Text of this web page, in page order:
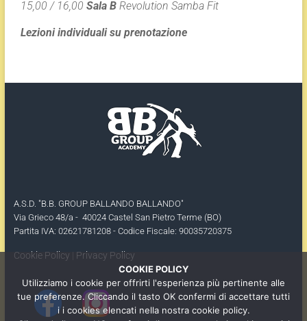
15,00 / 16,00 Sala BRevolution Samba Fit
Lezioni individuali su prenotazione
A.S.D. "B.B. GROUP BALLANDO BALLANDO"
Via Grieco 48/a - 40024 Castel San Pietro Terme (BO)
Partita IVA: 02621781208 - Codice Fiscale: 90035720375
Cookie Policy | Privacy Policy
COOKIE POLICY
Utilizziamo i cookie per offrirti l'esperienza più pertinente alle
tue preferenze. Cliccando il tasto OK confermi di accettare tutti
i i cookies elencati nella nostra cookie policy.